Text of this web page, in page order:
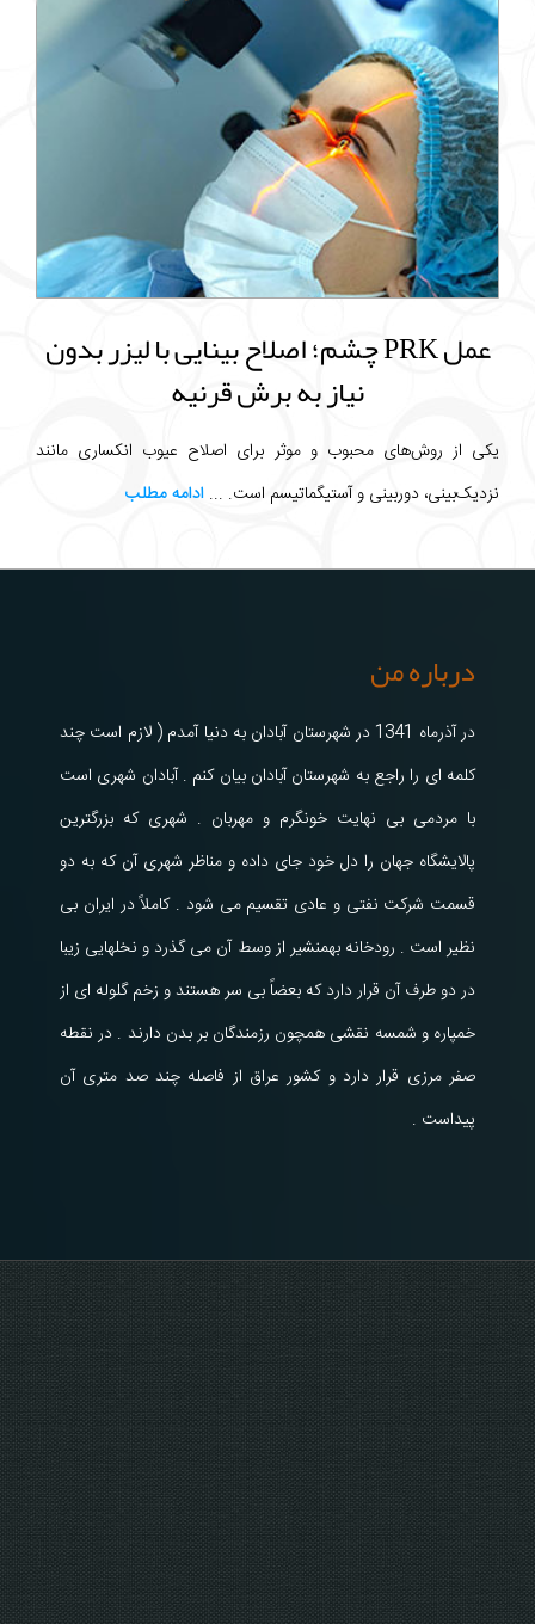
عمل PRK چشم؛ اصلاح بینایی با لیزر بدون
نیاز به برش قرنیه
یکی از روش‌های محبوب و موثر برای اصلاح عیوب انکساری مانند
نزدیک‌بینی، دوربینی و آستیگماتیسم است. ... ادامه مطلب
درباره من
در آذرماه 1341 در شهرستان آبادان به دنیا آمدم ( لازم است چند
کلمه ای را راجع به شهرستان آبادان بیان کنم . آبادان شهری است
با مردمی بی نهایت خونگرم و مهربان . شهری که بزرگترین
پالایشگاه جهان را دل خود جای داده و مناظر شهری آن که به دو
قسمت شرکت نفتی و عادی تقسیم می شود . کاملاً در ایران بی
نظیر است . رودخانه بهمنشیر از وسط آن می گذرد و نخلهایی زیبا
در دو طرف آن قرار دارد که بعضاً بی سر هستند و زخم گلوله ای از
خمپاره و شمسه نقشی همچون رزمندگان بر بدن دارند . در نقطه
صفر مرزی قرار دارد و کشور عراق از فاصله چند صد متری آن
پیداست .